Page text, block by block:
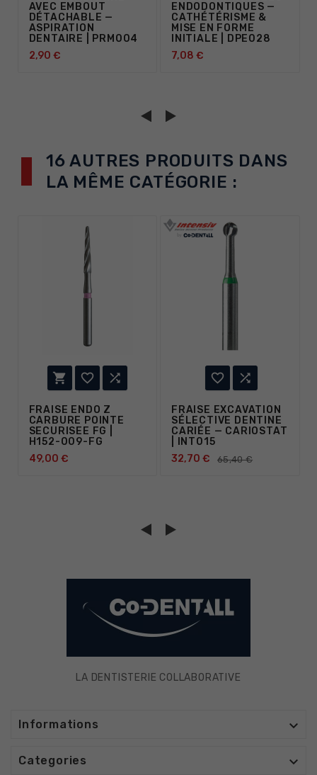
AVEC EMBOUT
DÉTACHABLE —
ASPIRATION
DENTAIRE | PRM004
2,90 €
ENDODONTIQUES —
CATHÉTÉRISME &
MISE EN FORME
INITIALE | DPE028
7,08 €
16 AUTRES PRODUITS DANS
LA MÊME CATÉGORIE :
  
FRAISE ENDO Z
CARBURE POINTE
SECURISEE FG |
H152-009-FG
49,00 €
 
FRAISE EXCAVATION
SÉLECTIVE DENTINE
CARIÉE — CARIOSTAT
| INT015
32,70 €
65,40 €
LA DENTISTERIE COLLABORATIVE
Informations 
Categories 